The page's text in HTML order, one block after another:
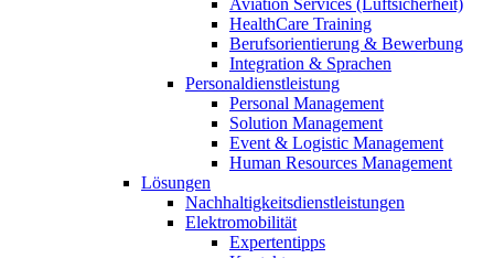
HealthCare Training
Berufsorientierung & Bewerbung
Integration & Sprachen
Personaldienstleistung
Personal Management
Solution Management
Event & Logistic Management
Human Resources Management
Lösungen
Nachhaltigkeitsdienstleistungen
Elektromobilität
Expertentipps